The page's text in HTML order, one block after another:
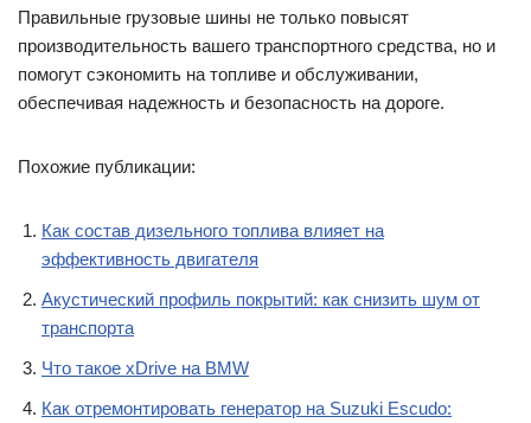
Правильные грузовые шины не только повысят
производительность вашего транспортного средства, но и
помогут сэкономить на топливе и обслуживании,
обеспечивая надежность и безопасность на дороге.
Похожие публикации:
Как состав дизельного топлива влияет на
эффективность двигателя
Акустический профиль покрытий: как снизить шум от
транспорта
Что такое xDrive на BMW
Как отремонтировать генератор на Suzuki Escudo: